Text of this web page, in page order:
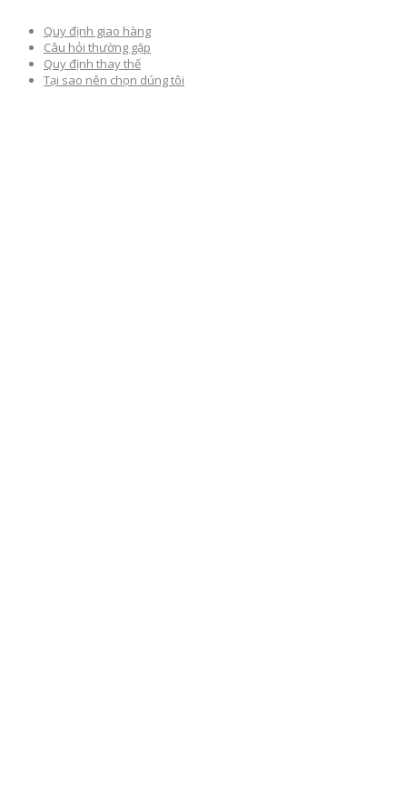
Quy định giao hàng
Câu hỏi thường gặp
Quy định thay thế
Tại sao nên chọn dúng tôi